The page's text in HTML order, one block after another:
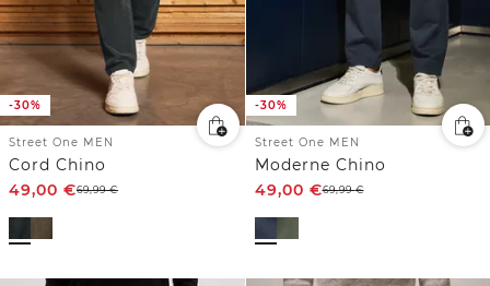
-30%
Street One MEN
Cord Chino
49,00 €69,99€
-30%
Street One MEN
Moderne Chino
49,00 €69,99€